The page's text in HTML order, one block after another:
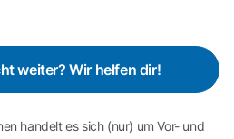
weiter? Wir helfen dir!
handelt es sich (nur) um Vor- und